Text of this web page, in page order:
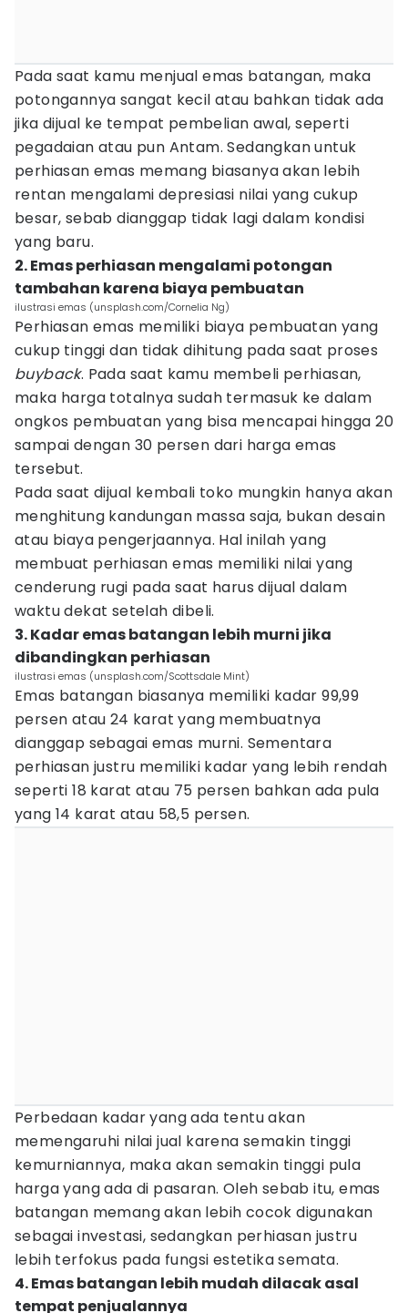
Pada saat kamu menjual emas batangan, maka
potongannya sangat kecil atau bahkan tidak ada
jika dijual ke tempat pembelian awal, seperti
pegadaian atau pun Antam. Sedangkan untuk
perhiasan emas memang biasanya akan lebih
rentan mengalami depresiasi nilai yang cukup
besar, sebab dianggap tidak lagi dalam kondisi
yang baru.
2. Emas perhiasan mengalami potongan
tambahan karena biaya pembuatan
ilustrasi emas (unsplash.com/Cornelia Ng)
Perhiasan emas memiliki biaya pembuatan yang
cukup tinggi dan tidak dihitung pada saat proses
buyback. Pada saat kamu membeli perhiasan,
maka harga totalnya sudah termasuk ke dalam
ongkos pembuatan yang bisa mencapai hingga 20
sampai dengan 30 persen dari harga emas
tersebut.
Pada saat dijual kembali toko mungkin hanya akan
menghitung kandungan massa saja, bukan desain
atau biaya pengerjaannya. Hal inilah yang
membuat perhiasan emas memiliki nilai yang
cenderung rugi pada saat harus dijual dalam
waktu dekat setelah dibeli.
3. Kadar emas batangan lebih murni jika
dibandingkan perhiasan
ilustrasi emas (unsplash.com/Scottsdale Mint)
Emas batangan biasanya memiliki kadar 99,99
persen atau 24 karat yang membuatnya
dianggap sebagai emas murni. Sementara
perhiasan justru memiliki kadar yang lebih rendah
seperti 18 karat atau 75 persen bahkan ada pula
yang 14 karat atau 58,5 persen.
Perbedaan kadar yang ada tentu akan
memengaruhi nilai jual karena semakin tinggi
kemurniannya, maka akan semakin tinggi pula
harga yang ada di pasaran. Oleh sebab itu, emas
batangan memang akan lebih cocok digunakan
sebagai investasi, sedangkan perhiasan justru
lebih terfokus pada fungsi estetika semata.
4. Emas batangan lebih mudah dilacak asal
tempat penjualannya